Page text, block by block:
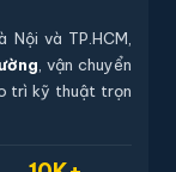
Ở trang check
1 lần nữa. Nếu
tục ấn thanh
thiết ở màn
và TP.HCM,
, vận chuyển
trì kỹ thuật trọn